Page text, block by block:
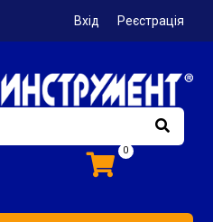
Вхід Реєстрація
0